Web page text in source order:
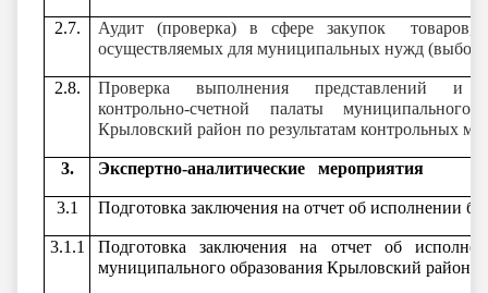
2.7.
Аудит (проверка) в сфере закупок товаров,
осуществляемых для муниципальных нужд
2.8.
Проверка выполнения представлений и
контрольно-счетной палаты муниципального
Крыловский район по результатам контрольных
3. Экспертно-аналитические мероприятия
3.1 Подготовка заключения на отчет об исполнении
3.1.1
Подготовка заключения на отчет об
муниципального образования Крыловский район